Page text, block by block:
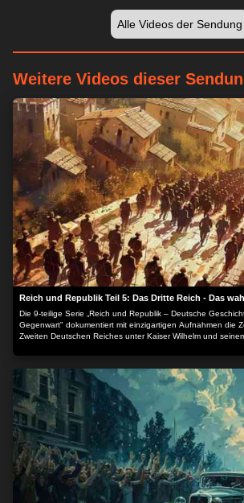
Alle Videos der Sendung
Weitere Videos dieser
Reich und Republik Teil 5: Das Dritte Reich - Das
Die 9-teilige Serie „Reich und Republik – Deutsche
Gegenwart" dokumentiert mit einzigartigen Aufnahmen die
Zweiten Deutschen Reiches unter Kaiser Wilhelm und
Leben, Kunst und Kultur, Sport, Persönlichkeiten,